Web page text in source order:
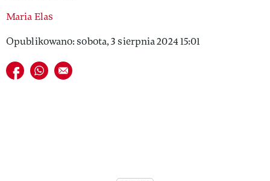
Maria Elas
Opublikowano: sobota, 3 sierpnia 2024 15:01
Udostępnij na facebook
Udostępnij na whatsapp
E-mail do przyjaciela